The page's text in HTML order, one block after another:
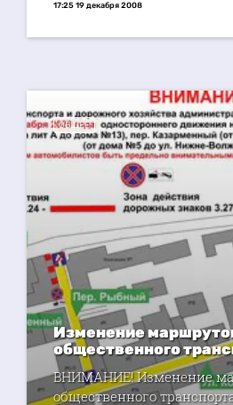
17:25 19 декабря 2008
ОБЩЕЕ
Изменение
общественного
ВНИМАНИЕ! Изменение
общественного